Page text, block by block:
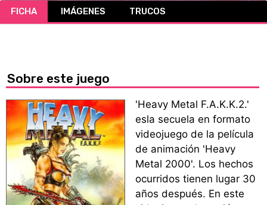
FICHA IMÁGENES TRUCOS
Sobre este juego
'Heavy Metal F.A.K.K.2.'
esla secuela en formato
videojuego de la película
de animación 'Heavy
Metal 2000'. Los hechos
ocurridos tienen lugar 30
años después. En este